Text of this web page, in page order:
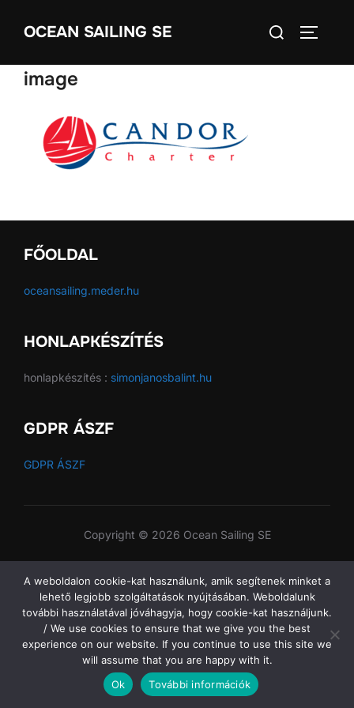
OCEAN SAILING SE
Search
image
FŐOLDAL
oceansailing.meder.hu
HONLAPKÉSZÍTÉS
honlapkészítés : simonjanosbalint.hu
GDPR ÁSZF
GDPR ÁSZF
Copyright © 2026 Ocean Sailing SE
A weboldalon cookie-kat használunk, amik segítenek minket a
lehető legjobb szolgáltatások nyújtásában. Weboldalunk
további használatával jóváhagyja, hogy cookie-kat használjunk.
/ We use cookies to ensure that we give you the best
experience on our website. If you continue to use this site we
will assume that you are happy with it.
Ok
További információk